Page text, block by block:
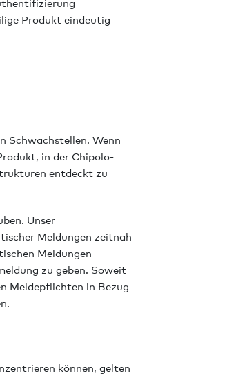
Produkt eindeutig
Schwachstellen. Wenn
in der Chipolo-
entdeckt zu
Unser
Meldungen zeitnah
Meldungen
zu geben. Soweit
Meldepflichten in Bezug
können, gelten